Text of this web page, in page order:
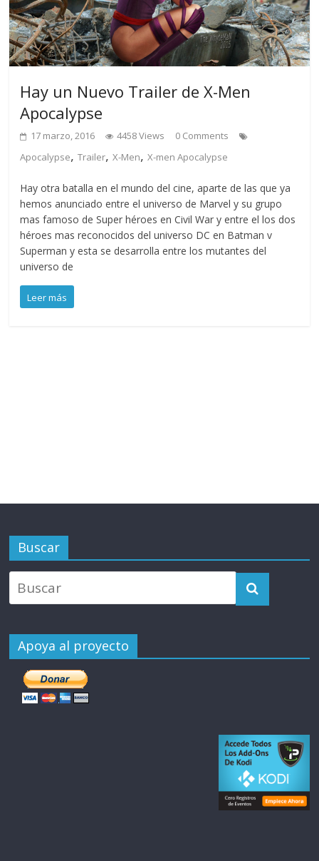
Hay un Nuevo Trailer de X-Men
Apocalypse
17 marzo, 2016 4458 Views
0 Comments
Apocalypse,Trailer,X-Men,X-men Apocalypse
Hay otra batalla en el mundo del cine, aparte de las que ya
hemos anunciado entre el universo de Marvel y su grupo
mas famoso de Super héroes en Civil War y entre el los dos
héroes mas reconocidos del universo DC en Batman v
Superman y esta se desarrolla entre los mutantes del
universo de
Leer más
Buscar
Apoya al proyecto